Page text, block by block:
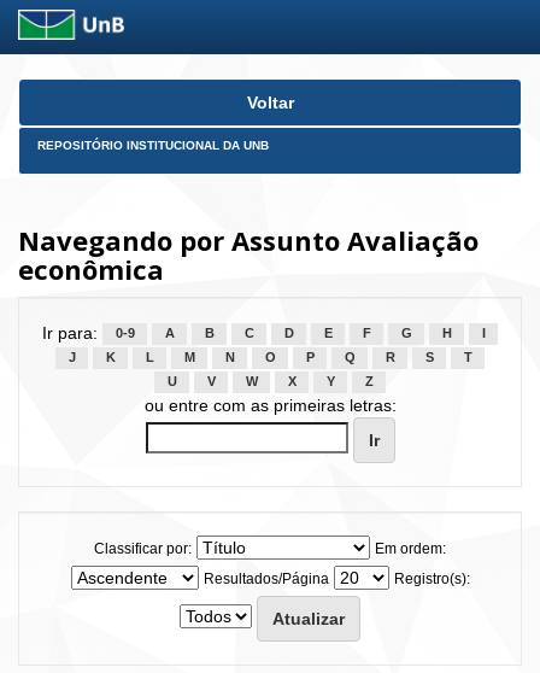
Skip
Voltar
REPOSITÓRIO INSTITUCIONAL DA UNB
Navegando por Assunto Avaliação
econômica
Ir para: 0-9 A B C D E F G H
J
K L M N O P Q R S
T
U
V W X Y Z
ou entre com as primeiras letras:
Classificar por:
Em ordem:
Resultados/Página
Registro(s):